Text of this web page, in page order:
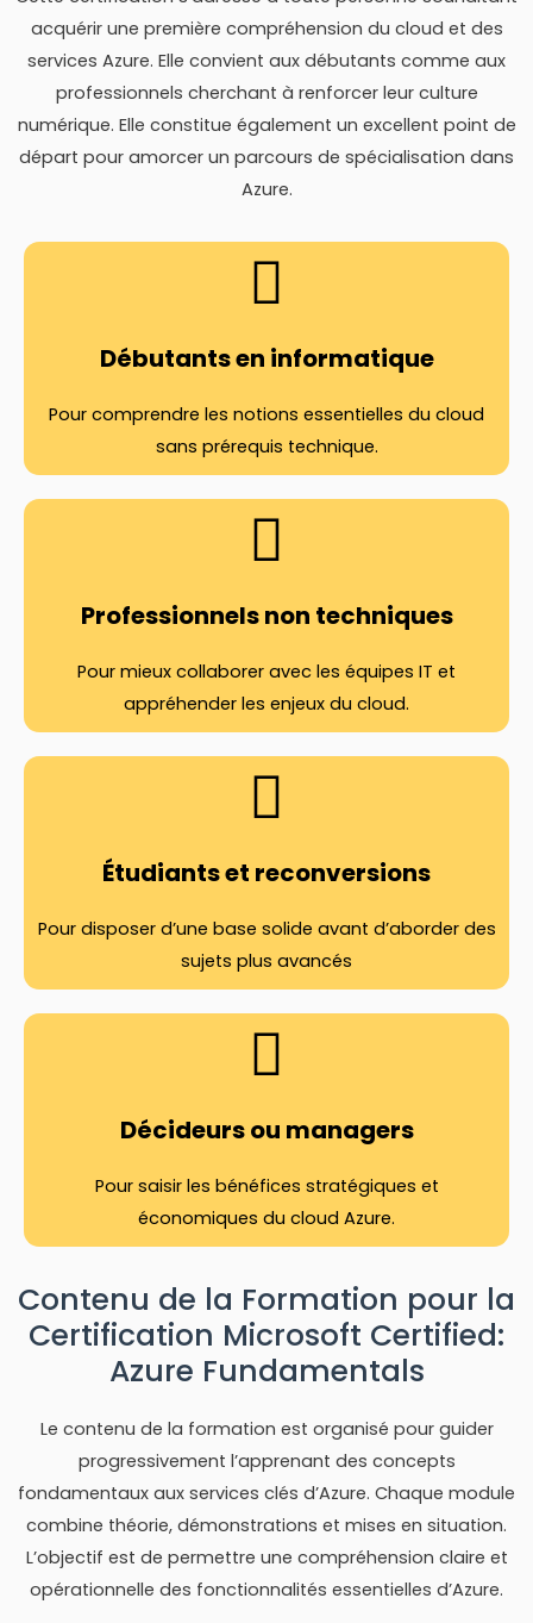
acquérir une première compréhension du cloud et des
services Azure. Elle convient aux débutants comme aux
professionnels cherchant à renforcer leur culture
numérique. Elle constitue également un excellent point de
départ pour amorcer un parcours de spécialisation dans
Azure.
Débutants en informatique
Pour comprendre les notions essentielles du cloud
sans prérequis technique.
Professionnels non techniques
Pour mieux collaborer avec les équipes IT et
appréhender les enjeux du cloud.
Étudiants et reconversions
Pour disposer d’une base solide avant d’aborder des
sujets plus avancés
Décideurs ou managers
Pour saisir les bénéfices stratégiques et
économiques du cloud Azure.
Contenu de la Formation pour la
Certification Microsoft Certified:
Azure Fundamentals
Le contenu de la formation est organisé pour guider
progressivement l’apprenant des concepts
fondamentaux aux services clés d’Azure. Chaque module
combine théorie, démonstrations et mises en situation.
L’objectif est de permettre une compréhension claire et
opérationnelle des fonctionnalités essentielles d’Azure.